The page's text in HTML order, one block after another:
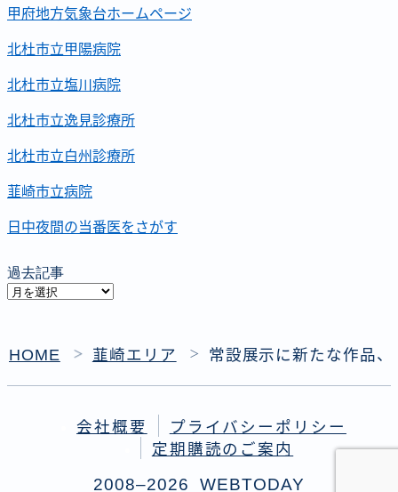
甲府地方気象台ホームページ
北杜市立甲陽病院
北杜市立塩川病院
北杜市立逸見診療所
北杜市立白州診療所
韮崎市立病院
日中夜間の当番医をさがす
過去記事
過
事
HOME ＞ 韮崎エリア ＞ 常設展示に新たな作品
会社概要
プライバシーポリシー
定期購読のご案内
2008–2026 WEBTODAY